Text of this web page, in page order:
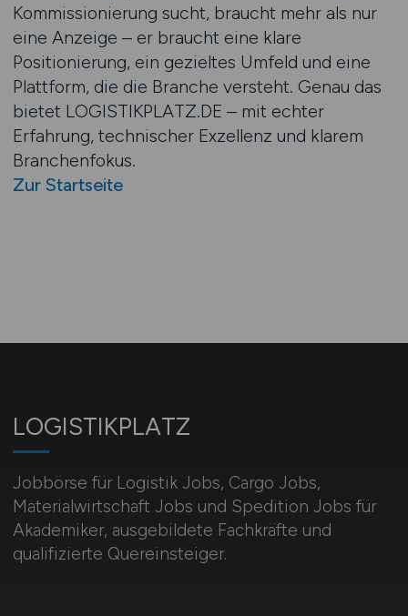
Kommissionierung sucht, braucht mehr als nur
eine Anzeige – er braucht eine klare
Positionierung, ein gezieltes Umfeld und eine
Plattform, die die Branche versteht. Genau das
bietet LOGISTIKPLATZ.DE – mit echter
Erfahrung, technischer Exzellenz und klarem
Branchenfokus.
Zur Startseite
LOGISTIKPLATZ
Jobbörse für Logistik Jobs, Cargo Jobs,
Materialwirtschaft Jobs und Spedition Jobs für
Akademiker, ausgebildete Fachkräfte und
qualifizierte Quereinsteiger.